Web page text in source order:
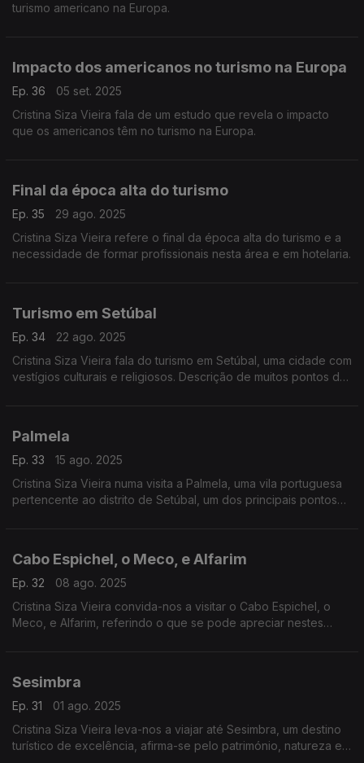
turismo americano na Europa.
Impacto dos americanos no turismo na Europa
Ep. 36
05 set. 2025
Cristina Siza Vieira fala de um estudo que revela o impacto
que os americanos têm no turismo na Europa.
Final da época alta do turismo
Ep. 35
29 ago. 2025
Cristina Siza Vieira refere o final da época alta do turismo e a
necessidade de formar profissionais nesta área e em hotelaria.
Turismo em Setúbal
Ep. 34
22 ago. 2025
Cristina Siza Vieira fala do turismo em Setúbal, uma cidade com
vestígios culturais e religiosos. Descrição de muitos pontos de
Palmela
Ep. 33
15 ago. 2025
Cristina Siza Vieira numa visita a Palmela, uma vila portuguesa
pertencente ao distrito de Setúbal, um dos principais pontos
Cabo Espichel, o Meco, e Alfarim
Ep. 32
08 ago. 2025
Cristina Siza Vieira convida-nos a visitar o Cabo Espichel, o
Meco, e Alfarim, referindo o que se pode apreciar nestes
Sesimbra
Ep. 31
01 ago. 2025
Cristina Siza Vieira leva-nos a viajar até Sesimbra, um destino
turístico de excelência, afirma-se pelo património, natureza e